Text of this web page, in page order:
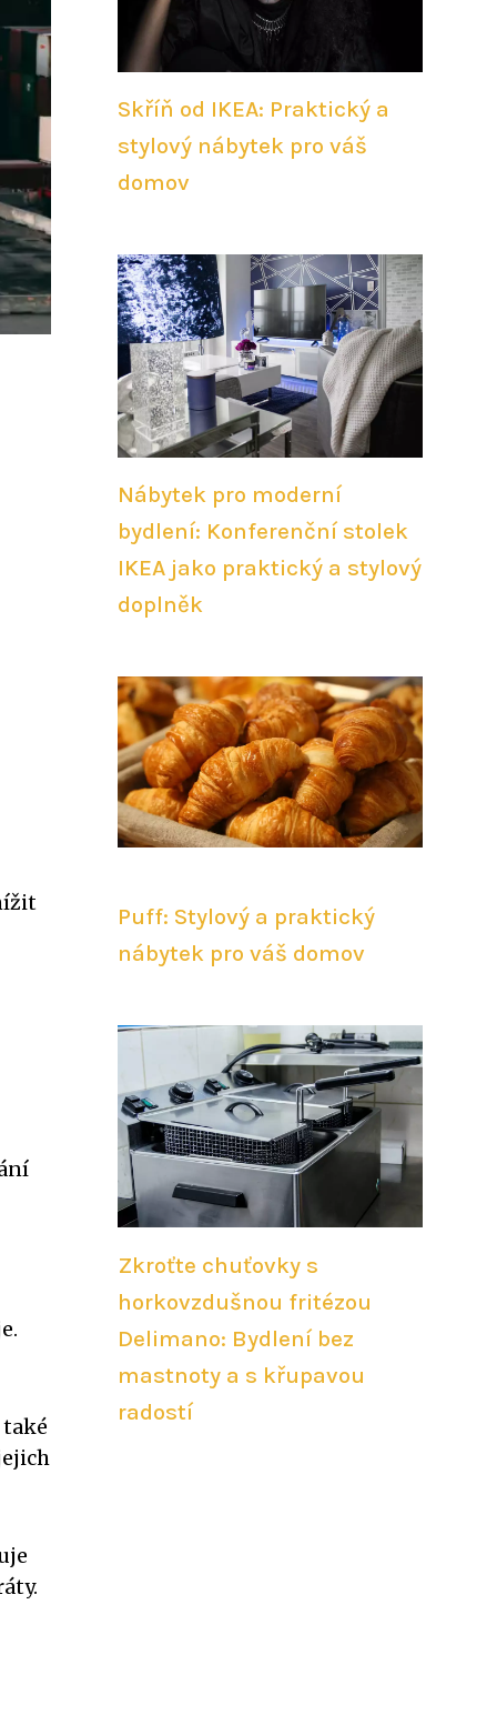
Skříň od IKEA: Praktický a
stylový nábytek pro váš
domov
Nábytek pro moderní
bydlení: Konferenční stolek
IKEA jako praktický a stylový
doplněk
Puff: Stylový a praktický
nábytek pro váš domov
Zkroťte chuťovky s
horkovzdušnou fritézou
Delimano: Bydlení bez
mastnoty a s křupavou
radostí